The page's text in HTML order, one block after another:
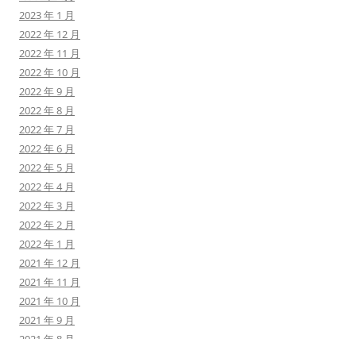
2023 年 1 月
2022 年 12 月
2022 年 11 月
2022 年 10 月
2022 年 9 月
2022 年 8 月
2022 年 7 月
2022 年 6 月
2022 年 5 月
2022 年 4 月
2022 年 3 月
2022 年 2 月
2022 年 1 月
2021 年 12 月
2021 年 11 月
2021 年 10 月
2021 年 9 月